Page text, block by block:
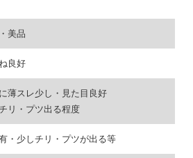
美品
良好
薄スレ少し・見た目良好
リ・プツ出る程度
・少しチリ・プツが出る等